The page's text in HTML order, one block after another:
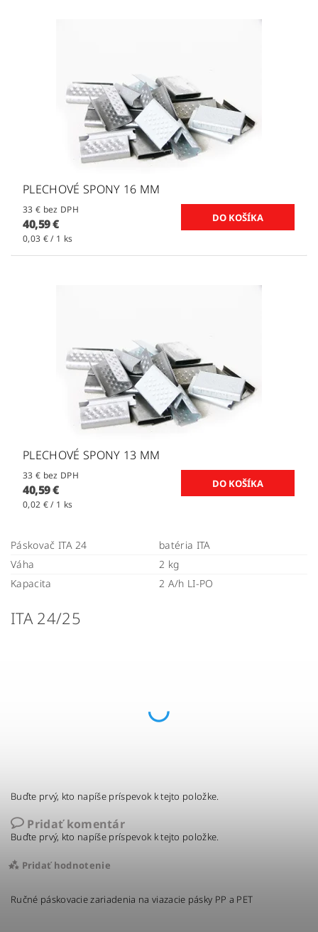
PLECHOVÉ SPONY 16 MM
33 € bez DPH
40,59 €
0,03 € / 1 ks
PLECHOVÉ SPONY 13 MM
33 € bez DPH
40,59 €
0,02 € / 1 ks
Páskovač ITA 24
batéria ITA
Váha
2 kg
Kapacita
2 A/h LI-PO
ITA 24/25
Buďte prvý, kto napíše príspevok k tejto položke.
Pridať komentár
Buďte prvý, kto napíše príspevok k tejto položke.
Pridať hodnotenie
Ručné páskovacie zariadenia na viazacie pásky PP a PET